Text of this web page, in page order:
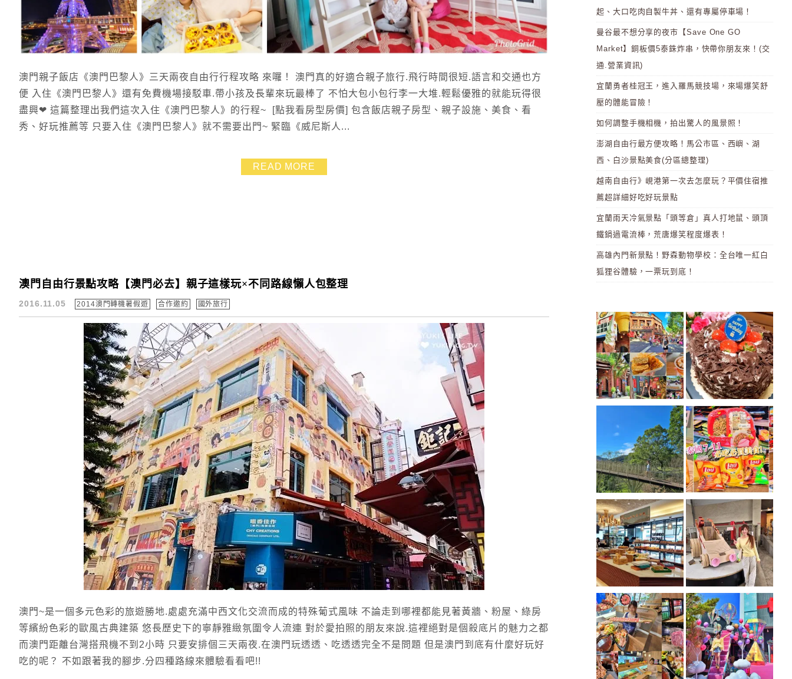
澳門親子飯店《澳門巴黎人》三天兩夜自由行行程攻略 來囉！ 澳門真的好適合親子旅行.飛行時間很短.語言和交通也方
便 入住《澳門巴黎人》還有免費機場接駁車.帶小孩及長輩來玩最棒了 不怕大包小包行李一大堆.輕鬆優雅的就能玩得很
盡興❤ 這篇整理出我們這次入住《澳門巴黎人》的行程~ [點我看房型房價] 包含飯店親子房型、親子設施、美食、看
秀、好玩推薦等 只要入住《澳門巴黎人》就不需要出門~ 緊臨《威尼斯人...
READ MORE
澳門自由行景點攻略【澳門必去】親子這樣玩×不同路線懶人包整理
2016.11.05 2014澳門轉機暑假遊 合作邀約 國外旅行
澳門~是一個多元色彩的旅遊勝地.處處充滿中西文化交流而成的特殊葡式風味 不論走到哪裡都能見著黃牆、粉屋、綠房
等繽紛色彩的歐風古典建築 悠長歷史下的寧靜雅緻氛圍令人流連 對於愛拍照的朋友來說.這裡絕對是個殺底片的魅力之都
而澳門距離台灣搭飛機不到2小時 只要安排個三天兩夜.在澳門玩透透、吃透透完全不是問題 但是澳門到底有什麼好玩好
吃的呢？ 不如跟著我的腳步.分四種路線來體驗看看吧!!
起、大口吃肉自製牛丼、還有專屬停車場！
曼谷最不想分享的夜市【Save One GO
Market】銅板價5泰銖炸串，快帶你朋友來！(交
通.營業資訊)
宜蘭勇者桂冠王，進入羅馬競技場，來場爆笑舒
壓的體能冒險！
如何調整手機相機，拍出驚人的風景照！
澎湖自由行最方便攻略！馬公市區、西嶼、湖
西、白沙景點美食(分區總整理)
越南自由行》峴港第一次去怎麼玩？平價住宿推
薦超詳細好吃好玩景點
宜蘭雨天冷氣景點「頭等倉」真人打地鼠、頭頂
鐵鍋過電流棒，荒唐爆笑程度爆表！
高雄內門新景點！野森動物學校：全台唯一紅白
狐狸谷體驗，一票玩到底！